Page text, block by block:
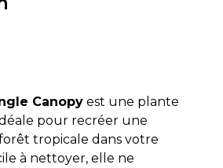
Canopyest une plante
pour recréer une
tropicale dans votre
à nettoyer, elle ne